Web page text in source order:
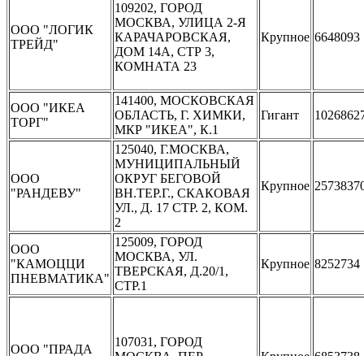
ООО "ЛОГИК
ТРЕЙД"
109202, ГОРОД
МОСКВА, УЛИЦА 2-Я
КАРАЧАРОВСКАЯ,
ДОМ 14А, СТР 3,
КОМНАТА 23
Крупное 6648093
ООО "ИКЕА
ТОРГ"
141400, МОСКОВСКАЯ
ОБЛАСТЬ, Г. ХИМКИ,
МКР "ИКЕА", К.1
Гигант
ООО
"РАНДЕВУ"
125040, Г.МОСКВА,
МУНИЦИПАЛЬНЫЙ
ОКРУГ БЕГОВОЙ
ВН.ТЕР.Г., СКАКОВАЯ
УЛ., Д. 17 СТР. 2, КОМ.
2
Крупное
ООО
"КАМОЦЦИ
ПНЕВМАТИКА"
125009, ГОРОД
МОСКВА, УЛ.
ТВЕРСКАЯ, Д.20/1,
СТР.1
Крупное 8252734
ООО "ПРАДА
107031, ГОРОД